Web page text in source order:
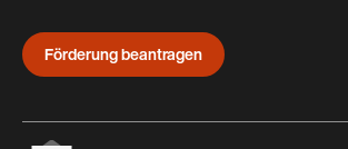
Förderung beantragen